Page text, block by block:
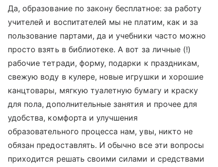
Да, образование по закону бесплатное: за работу
учителей и воспитателей мы не платим, как и за
пользование партами, да и учебники часто можно
просто взять в библиотеке. А вот за личные (!)
рабочие тетради, форму, подарки к праздникам,
свежую воду в кулере, новые игрушки и хорошие
канцтовары, мягкую туалетную бумагу и краску
для пола, дополнительные занятия и прочее для
удобства, комфорта и улучшения
образовательного процесса нам, увы, никто не
обязан предоставлять. И обычно все эти вопросы
приходится решать своими силами и средствами